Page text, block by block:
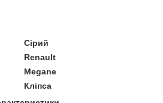
Сірий
Renault
Megane
Кліпса